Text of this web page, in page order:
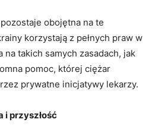
obojętna na te
korzystają z pełnych praw w
takich samych zasadach, jak
pomoc, której ciężar
prywatne inicjatywy lekarzy.
i przyszłość